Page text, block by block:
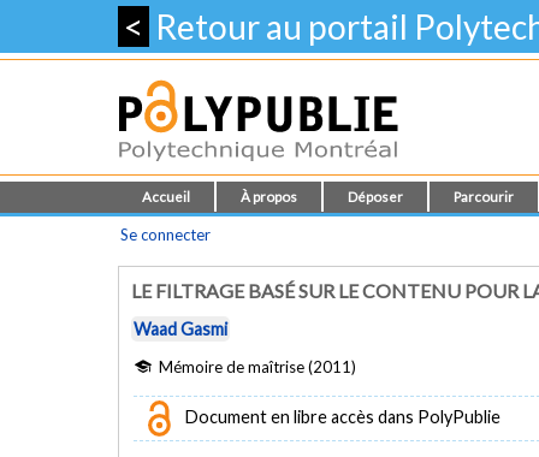
< Retour au portail
Accueil À propos Déposer Parcourir
Se connecter
LE FILTRAGE BASÉ SUR LE CONTENU
Waad Gasmi
Mémoire de maîtrise (2011)
Document en libre accès dans PolyPublie